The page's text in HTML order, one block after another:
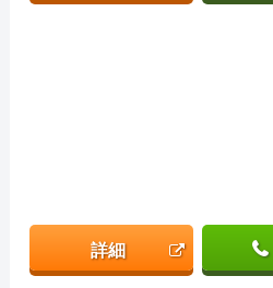
詳細